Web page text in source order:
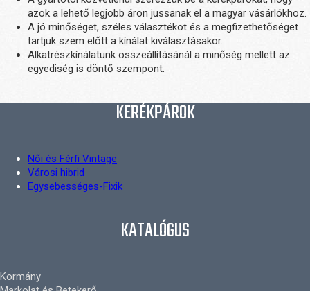
azok a lehető legjobb áron jussanak el a magyar vásárlókhoz.
A jó minőséget, széles választékot és a megfizethetőséget
tartjuk szem előtt a kínálat kiválasztásakor.
Alkatrészkínálatunk összeállításánál a minőség mellett az
egyediség is döntő szempont.
KERÉKPÁROK
Női és Férfi Vintage
Városi hibrid
Egysebességes-Fixik
KATALÓGUS
Kormány